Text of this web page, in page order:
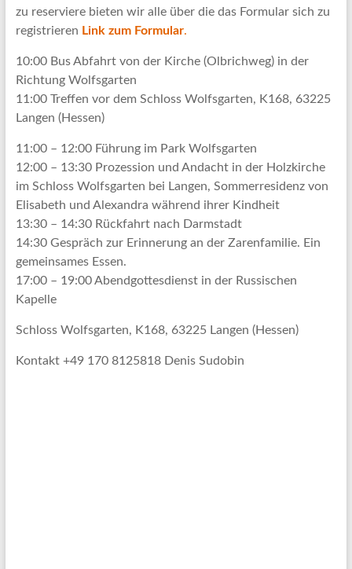
zu reserviere bieten wir alle über die das Formular sich zu
registrieren Link zum Formular.
10:00 Bus Abfahrt von der Kirche (Olbrichweg) in der
Richtung Wolfsgarten
11:00 Treffen vor dem Schloss Wolfsgarten, K168, 63225
Langen (Hessen)
11:00 – 12:00 Führung im Park Wolfsgarten
12:00 – 13:30 Prozession und Andacht in der Holzkirche
im Schloss Wolfsgarten bei Langen, Sommerresidenz von
Elisabeth und Alexandra während ihrer Kindheit
13:30 – 14:30 Rückfahrt nach Darmstadt
14:30 Gespräch zur Erinnerung an der Zarenfamilie. Ein
gemeinsames Essen.
17:00 – 19:00 Abendgottesdienst in der Russischen
Kapelle
Schloss Wolfsgarten, K168, 63225 Langen (Hessen)
Kontakt +49 170 8125818 Denis Sudobin